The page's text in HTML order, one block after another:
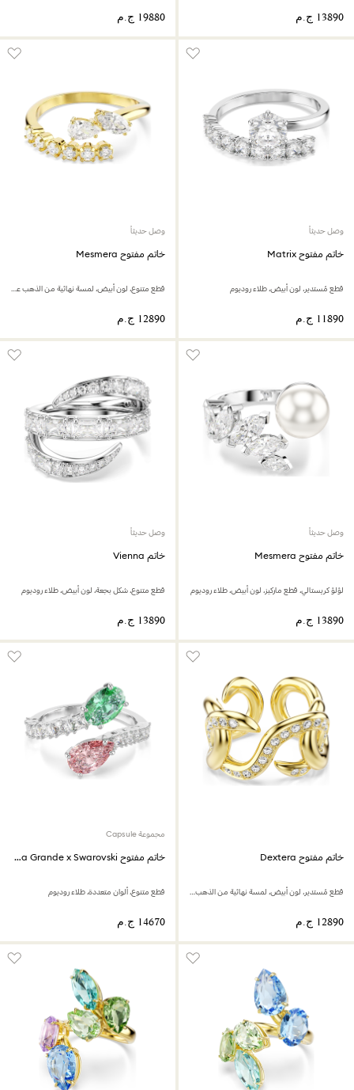
وصل حديثاً
خاتم مفتوح Matrix
قطع مُستدير، لون أبيض، طلاء روديوم
وصل حديثاً
خاتم مفتوح Mesmera
قطع متنوع، لون أبيض، لمسة نهائية من الذهب عيار 18 قيراط
وصل حديثاً
خاتم مفتوح Mesmera
لؤلؤ كريستالي، قطع ماركيز، لون أبيض، طلاء روديوم
وصل حديثاً
خاتم Vienna
قطع متنوع، شكل بجعة، لون أبيض، طلاء روديوم
خاتم مفتوح Dextera
قطع مُستدير، لون أبيض، لمسة نهائية من الذهب عيار 18 قيراط
مجموعة Capsule
خاتم مفتوح Ariana Grande x Swarovski
قطع متنوع، ألوان متعددة، طلاء روديوم